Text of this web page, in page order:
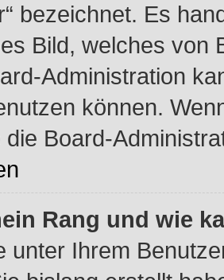
bezeichnet. Es
Bild, welches von
Administration
können.
die Board-
Rang und wie
unter Ihrem